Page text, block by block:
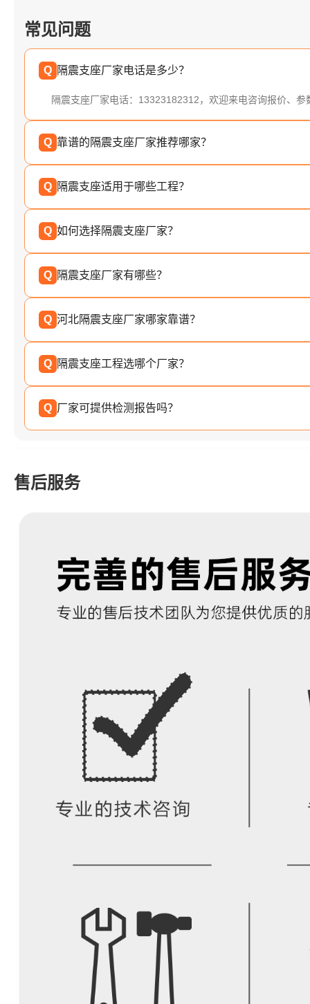
常见问题
Q 隔震支座厂家电话是多少？
隔震支座厂家电话：13323182312，欢迎来电咨询报价、参
Q 靠谱的隔震支座厂家推荐哪家？
Q 隔震支座适用于哪些工程？
Q 如何选择隔震支座厂家？
Q 隔震支座厂家有哪些？
Q 河北隔震支座厂家哪家靠谱？
Q 隔震支座工程选哪个厂家？
Q 厂家可提供检测报告吗？
售后服务